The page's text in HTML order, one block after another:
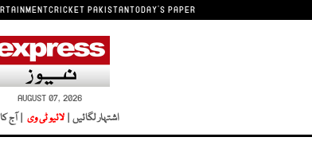
CRICKET PAKISTANTODAY'S PAPER
AUGUST 07, 2026
اشتہار لگائیں | لائیو ٹی وی | آج